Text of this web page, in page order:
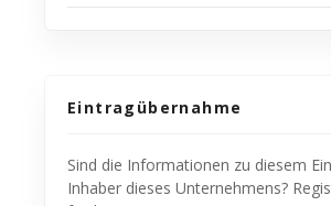
Eintragübernahme
Sind die Informationen zu diesem
Inhaber dieses Unternehmens?